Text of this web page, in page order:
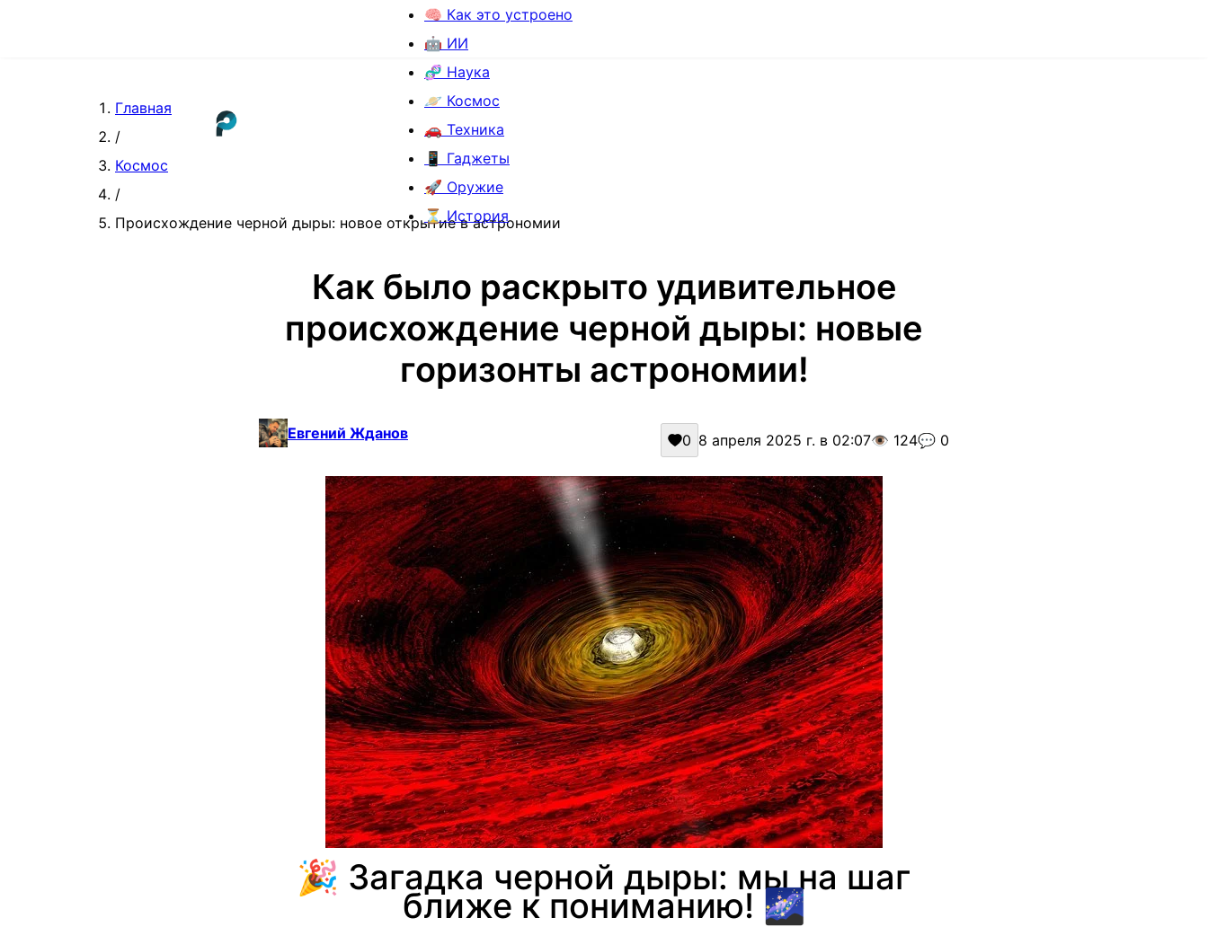
🧠 Как это устроено
🤖 ИИ
🧬 Наука
🪐 Космос
🚗 Техника
📱 Гаджеты
🚀 Оружие
⏳ История
Главная
/
Космос
/
Происхождение черной дыры: новое открытие в астрономии
Как было раскрыто удивительное
происхождение черной дыры: новые
горизонты астрономии!
Евгений Жданов 0 8 апреля 2025 г. в 02:07👁️ 124💬 0
🎉 Загадка черной дыры: мы на шаг
ближе к пониманию! 🌌